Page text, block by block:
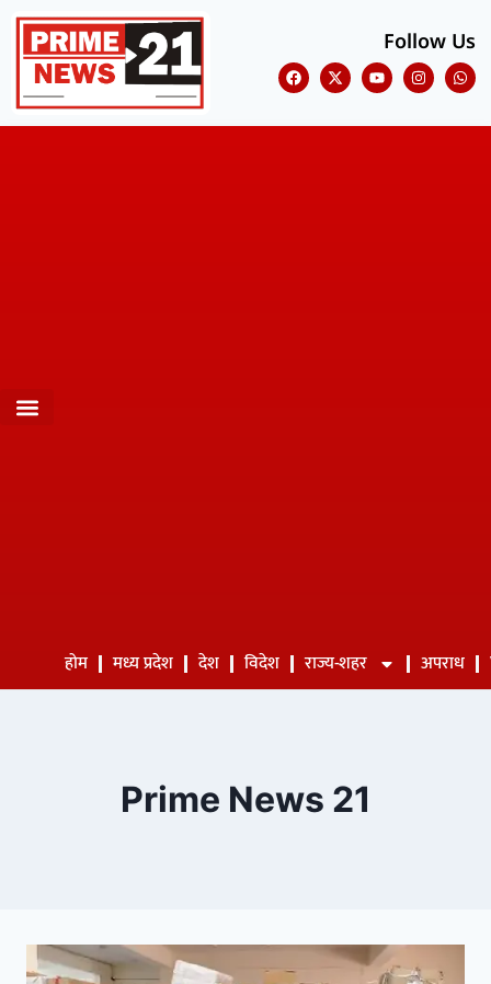
Follow Us
होम मध्य प्रदेश देश विदेश राज्य-शहर अपराध
Prime News 21